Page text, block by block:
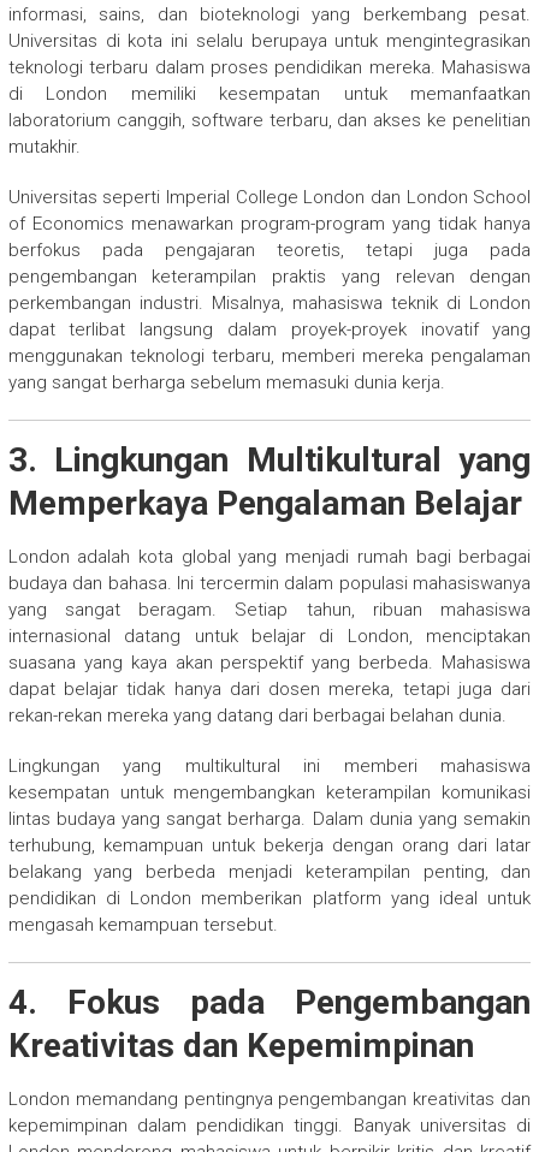
informasi, sains, dan bioteknologi yang berkembang pesat.
Universitas di kota ini selalu berupaya untuk mengintegrasikan
teknologi terbaru dalam proses pendidikan mereka. Mahasiswa
di London memiliki kesempatan untuk memanfaatkan
laboratorium canggih, software terbaru, dan akses ke penelitian
mutakhir.
Universitas seperti Imperial College London dan London School
of Economics menawarkan program-program yang tidak hanya
berfokus pada pengajaran teoretis, tetapi juga pada
pengembangan keterampilan praktis yang relevan dengan
perkembangan industri. Misalnya, mahasiswa teknik di London
dapat terlibat langsung dalam proyek-proyek inovatif yang
menggunakan teknologi terbaru, memberi mereka pengalaman
yang sangat berharga sebelum memasuki dunia kerja.
3. Lingkungan Multikultural yang
Memperkaya Pengalaman Belajar
London adalah kota global yang menjadi rumah bagi berbagai
budaya dan bahasa. Ini tercermin dalam populasi mahasiswanya
yang sangat beragam. Setiap tahun, ribuan mahasiswa
internasional datang untuk belajar di London, menciptakan
suasana yang kaya akan perspektif yang berbeda. Mahasiswa
dapat belajar tidak hanya dari dosen mereka, tetapi juga dari
rekan-rekan mereka yang datang dari berbagai belahan dunia.
Lingkungan yang multikultural ini memberi mahasiswa
kesempatan untuk mengembangkan keterampilan komunikasi
lintas budaya yang sangat berharga. Dalam dunia yang semakin
terhubung, kemampuan untuk bekerja dengan orang dari latar
belakang yang berbeda menjadi keterampilan penting, dan
pendidikan di London memberikan platform yang ideal untuk
mengasah kemampuan tersebut.
4. Fokus pada Pengembangan
Kreativitas dan Kepemimpinan
London memandang pentingnya pengembangan kreativitas dan
kepemimpinan dalam pendidikan tinggi. Banyak universitas di